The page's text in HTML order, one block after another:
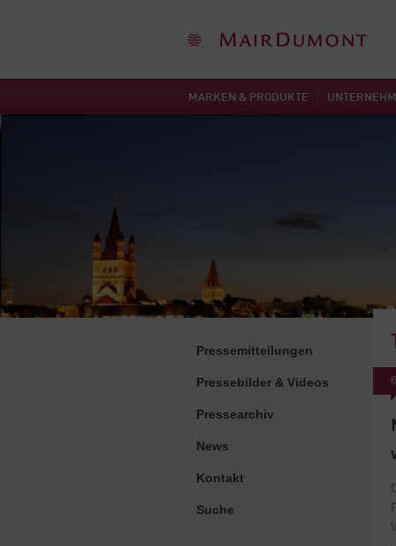
MARKEN & PRODUKTE
Pressemitteilungen
Pressebilder & Videos
Pressearchiv
News
Kontakt
Suche